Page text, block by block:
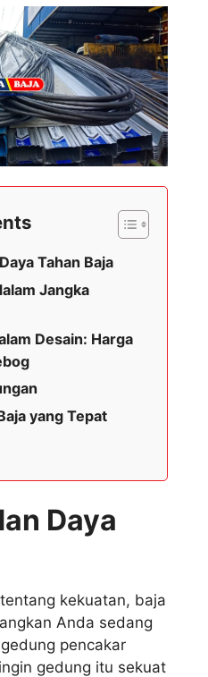
Tahan Baja
Jangka
Desain: Harga
yang Tepat
Daya
kekuatan, baja
Anda sedang
pencakar
gedung itu sekuat